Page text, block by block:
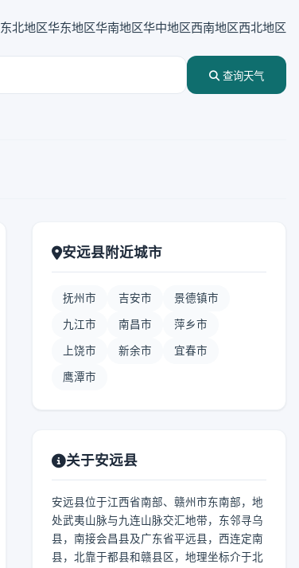
东北地区华东地区华南地区华中地区西南地区西北地区
查询天气
安远县附近城市
抚州市 吉安市 景德镇市
九江市 南昌市 萍乡市
上饶市 新余市 宜春市
鹰潭市
关于安远县
安远县位于江西省南部、赣州市东南部，地
处武夷山脉与九连山脉交汇地带，东邻寻乌
县，南接会昌县及广东省平远县，西连定南
县，北靠于都县和赣县区，地理坐标介于北